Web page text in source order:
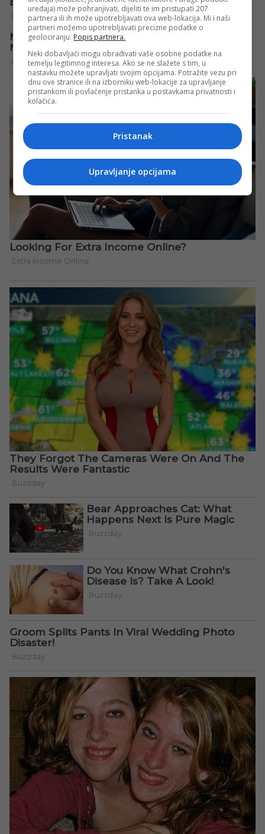
uređaja) može pohranjivati, dijeliti te im pristupati 207
partnera ili ih može upotrebljavati ova web-lokacija. Mi i naši
partneri možemo upotrebljavati precizne podatke o
geolociranju. Popis partnera.
Neki dobavljači mogu obrađivati vaše osobne podatke na
temelju legitimnog interesa. Ako se ne slažete s tim, u
nastavku možete upravljati svojim opcijama. Potražite vezu pri
dnu ove stranice ili na izborniku web-lokacije za upravljanje
pristankom ili povlačenje pristanka u postavkama privatnosti i
kolačića.
Pristanak
Upravljanje opcijama